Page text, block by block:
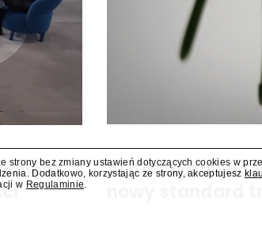
AI Act
strony bez zmiany ustawień dotyczących cookies w
Dodatkowo, korzystając ze strony, akceptujesz
w Regulaminie.